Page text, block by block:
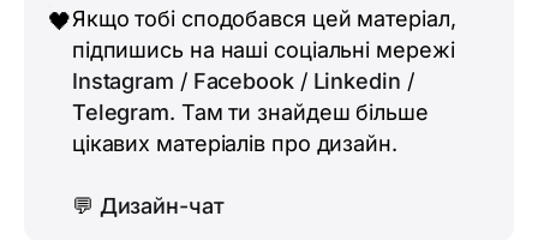
🖤Якщо тобі сподобався цей матеріал,
підпишись на наші соціальні мережі
Instagram / Facebook/ Linkedin /
Telegram. Там ти знайдеш більше
цікавих матеріалів про дизайн.
💬 Дизайн-чат